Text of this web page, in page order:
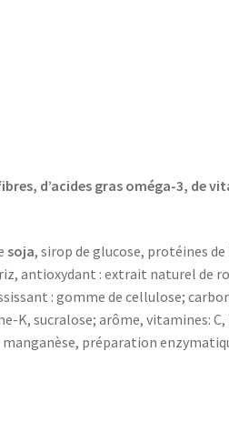
d’acides gras oméga-3, de
soja, sirop de glucose, protéines de
antioxydant : extrait naturel de
: gomme de cellulose;
sucralose; arôme, vitamines: C,
préparation